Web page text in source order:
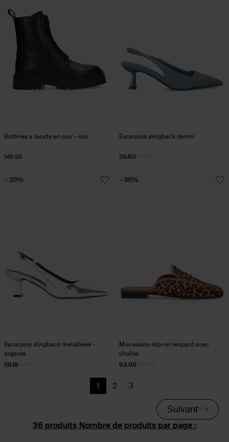
Bottines à lacets en cuir - noir
146.99
Escarpins slingback denim
29.60
Escarpins slingback métallisés -
argenté
59.19
- 20%
Mocassins slip-on léopard avec
chaîne
63.00
- 50%
Nombre de produits par page :
Page actuelle
1
Précédent
2
Précédent
3
Suivant